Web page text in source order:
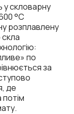
у скловарну
°C
розплавлену
по
за
де
потім